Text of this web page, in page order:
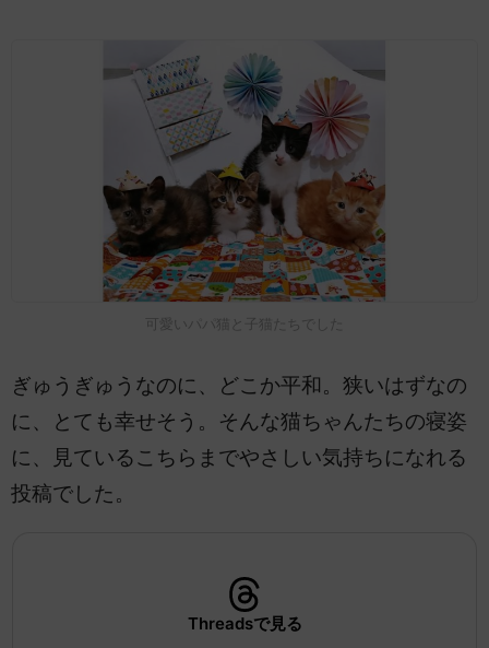
可愛いパパ猫と子猫たちでした
ぎゅうぎゅうなのに、どこか平和。狭いはずなの
に、とても幸せそう。そんな猫ちゃんたちの寝姿
に、見ているこちらまでやさしい気持ちになれる
投稿でした。
Threadsで見る